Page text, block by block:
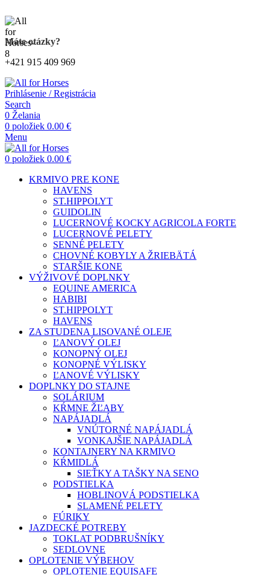
Máte otázky?
+421 915 409 969
Prihlásenie / Registrácia
Search
0 Želania
0 položiek 0.00 €
Menu
0 položiek 0.00 €
KRMIVO PRE KONE
HAVENS
ST.HIPPOLYT
GUIDOLIN
LUCERNOVÉ KOCKY AGRICOLA FORTE
LUCERNOVÉ PELETY
SENNÉ PELETY
CHOVNÉ KOBYLY A ŽRIEBÄTÁ
STARŠIE KONE
VÝŽIVOVÉ DOPLNKY
EQUINE AMERICA
HABIBI
ST.HIPPOLYT
HAVENS
ZA STUDENA LISOVANÉ OLEJE
ĽANOVÝ OLEJ
KONOPNÝ OLEJ
KONOPNÉ VÝLISKY
ĽANOVÉ VÝLISKY
DOPLNKY DO STAJNE
SOLÁRIUM
KŔMNE ŽĽABY
NAPÁJADLÁ
VNÚTORNÉ NAPÁJADLÁ
VONKAJŠIE NAPÁJADLÁ
KONTAJNERY NA KRMIVO
KŔMIDLÁ
SIEŤKY A TAŠKY NA SENO
PODSTIELKA
HOBLINOVÁ PODSTIELKA
SLAMENÉ PELETY
FÚRIKY
JAZDECKÉ POTREBY
TOKLAT PODBRUŠNÍKY
SEDLOVNE
OPLOTENIE VÝBEHOV
OPLOTENIE EQUISAFE